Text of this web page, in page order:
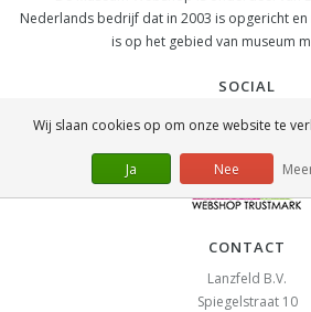
Nederlands bedrijf dat in 2003 is opgericht
is op het gebied van museum
SOCIAL
CONTACT
Lanzfeld B.V.
Spiegelstraat 10
Wij slaan cookies op om onze website te
Ja Nee